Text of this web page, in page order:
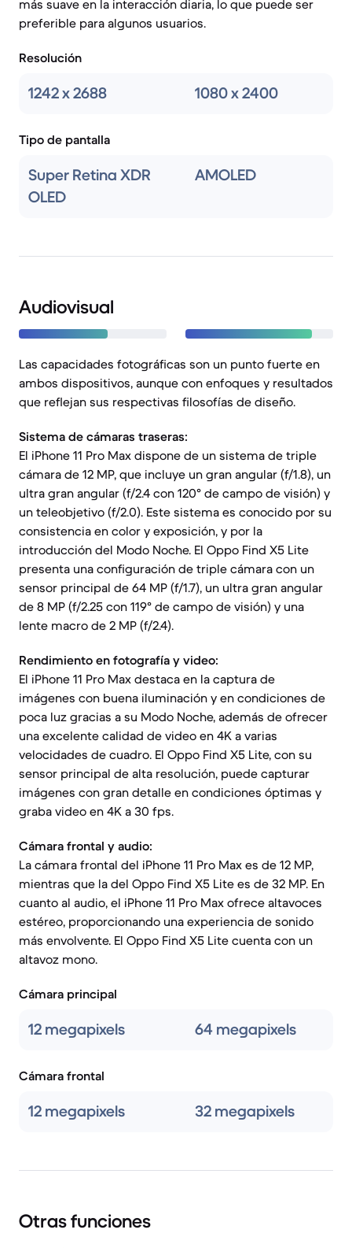
más suave en la interacción diaria, lo que puede ser
preferible para algunos usuarios.
Resolución
1242 x 2688 1080 x 2400
Tipo de pantalla
Super Retina XDR
OLED
AMOLED
Audiovisual
Las capacidades fotográficas son un punto fuerte en
ambos dispositivos, aunque con enfoques y resultados
que reflejan sus respectivas filosofías de diseño.
Sistema de cámaras traseras:
El iPhone 11 Pro Max dispone de un sistema de triple
cámara de 12 MP, que incluye un gran angular (f/1.8), un
ultra gran angular (f/2.4 con 120° de campo de visión) y
un teleobjetivo (f/2.0). Este sistema es conocido por su
consistencia en color y exposición, y por la
introducción del Modo Noche. El Oppo Find X5 Lite
presenta una configuración de triple cámara con un
sensor principal de 64 MP (f/1.7), un ultra gran angular
de 8 MP (f/2.25 con 119° de campo de visión) y una
lente macro de 2 MP (f/2.4).
Rendimiento en fotografía y video:
El iPhone 11 Pro Max destaca en la captura de
imágenes con buena iluminación y en condiciones de
poca luz gracias a su Modo Noche, además de ofrecer
una excelente calidad de video en 4K a varias
velocidades de cuadro. El Oppo Find X5 Lite, con su
sensor principal de alta resolución, puede capturar
imágenes con gran detalle en condiciones óptimas y
graba video en 4K a 30 fps.
Cámara frontal y audio:
La cámara frontal del iPhone 11 Pro Max es de 12 MP,
mientras que la del Oppo Find X5 Lite es de 32 MP. En
cuanto al audio, el iPhone 11 Pro Max ofrece altavoces
estéreo, proporcionando una experiencia de sonido
más envolvente. El Oppo Find X5 Lite cuenta con un
altavoz mono.
Cámara principal
12 megapixels 64 megapixels
Cámara frontal
12 megapixels 32 megapixels
Otras funciones